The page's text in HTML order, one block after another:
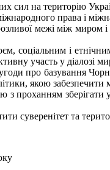
сил на територію
права і
межі між
соціальним і
участь у діалозі
про базування
якою
проханням
суверенітет та